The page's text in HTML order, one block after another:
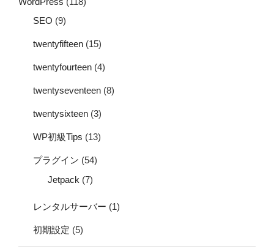
SEO (9)
twentyfifteen (15)
twentyfourteen (4)
twentyseventeen (8)
twentysixteen (3)
WP初級Tips (13)
プラグイン (54)
Jetpack (7)
レンタルサーバー (1)
初期設定 (5)